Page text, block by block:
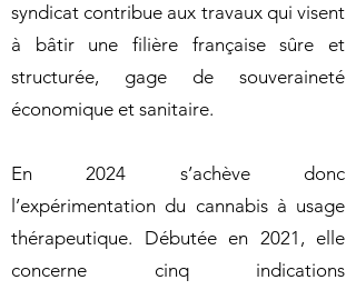
syndicat contribue aux travaux qui visent
à bâtir une filière française sûre et
structurée, gage de souveraineté
économique et sanitaire.
En 2024 s’achève donc
l’expérimentation du cannabis à usage
thérapeutique. Débutée en 2021, elle
concerne cinq indications